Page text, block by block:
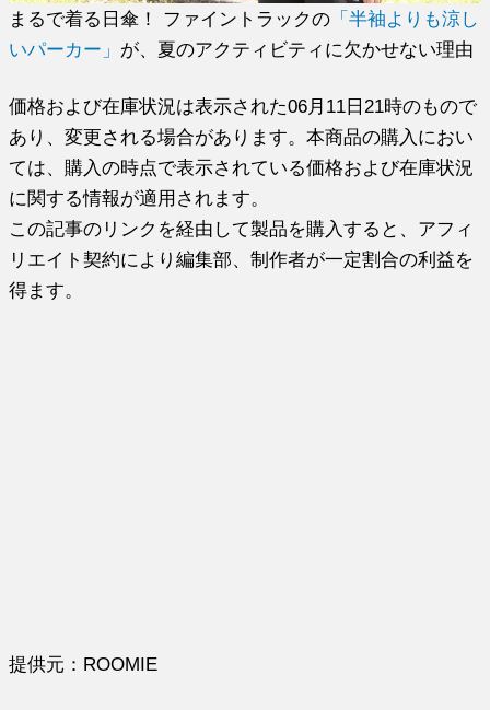
まるで着る日傘！ ファイントラックの 「半袖よりも涼し
いパーカー」 が、夏のアクティビティに欠かせない理由
価格および在庫状況は表示された06月11日21時のもので
あり、変更される場合があります。本商品の購入におい
ては、購入の時点で表示されている価格および在庫状況
に関する情報が適用されます。
この記事のリンクを経由して製品を購入すると、アフィ
リエイト契約により編集部、制作者が一定割合の利益を
得ます。
提供元：ROOMIE